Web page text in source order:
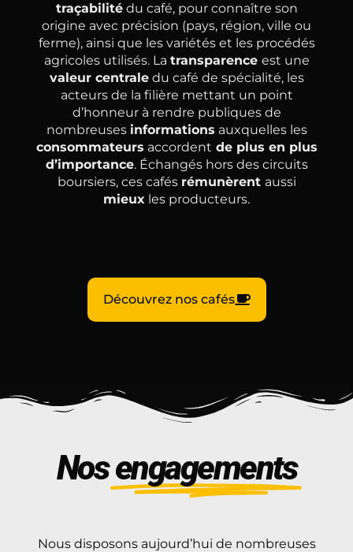
traçabilitédu café, pour connaître son
origine avec précision (pays, région, ville ou
ferme), ainsi que les variétés et les procédés
agricoles utilisés. La transparence est une
valeur centraledu café de spécialité, les
acteurs de la filière mettant un point
d’honneur à rendre publiques de
nombreuses informations auxquelles les
consommateurs accordent de plus en plus
d’importance. Échangés hors des circuits
boursiers, ces cafés rémunèrent aussi
mieux les producteurs.
Découvrez nos cafés
Nosengagements
Nous disposons aujourd’hui de nombreuses